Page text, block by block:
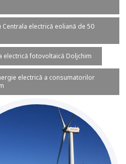
electrică eoliană de 50
electrică fotovoltaică Doljchim
electrică a consumatorilor